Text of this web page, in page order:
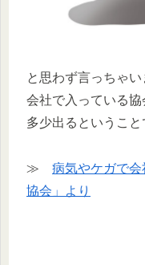
と思わず言っちゃ
会社で入っている協
多少出るということ
≫ 病気やケガで
協会」より